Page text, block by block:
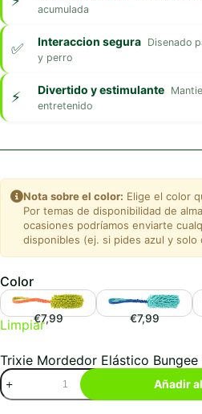
acumulada
Interaccion segura Disenado
y perro
Divertido y estimulante
entretenido
Nota sobre el color: Elige el color
Por temas de disponibilidad de
ocasiones podríamos enviarte
disponibles (ej. si pides azul y solo
Color
€7,99 €7,99
Limpiar
Trixie Mordedor Elástico
Trixie
Mordedor
Elástico
Añadir